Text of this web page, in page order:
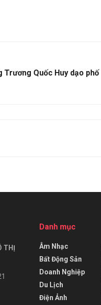
Trương Quốc Huy dạo phố
THỊ
Danh mục
Âm Nhạc
Bất Động Sản
Doanh Nghiệp
Du Lịch
Điện Ảnh